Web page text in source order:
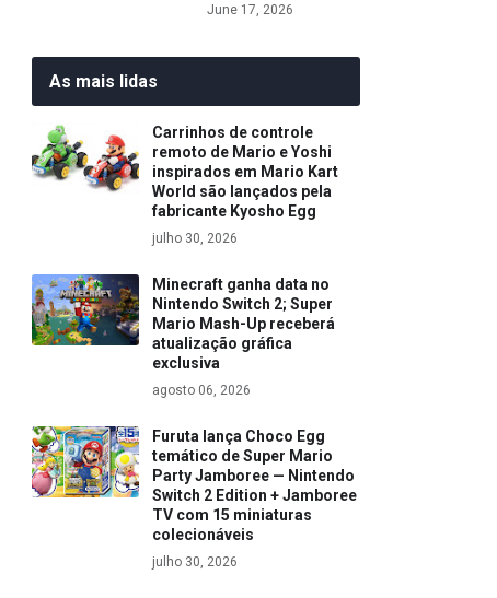
June 17, 2026
As mais lidas
Carrinhos de controle
remoto de Mario e Yoshi
inspirados em Mario Kart
World são lançados pela
fabricante Kyosho Egg
julho 30, 2026
Minecraft ganha data no
Nintendo Switch 2; Super
Mario Mash-Up receberá
atualização gráfica
exclusiva
agosto 06, 2026
Furuta lança Choco Egg
temático de Super Mario
Party Jamboree — Nintendo
Switch 2 Edition + Jamboree
TV com 15 miniaturas
colecionáveis
julho 30, 2026